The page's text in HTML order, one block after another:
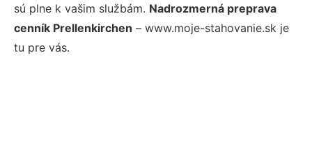
sú plne k vašim službám. Nadrozmerná preprava
cenník Prellenkirchen – www.moje-stahovanie.sk je
tu pre vás.